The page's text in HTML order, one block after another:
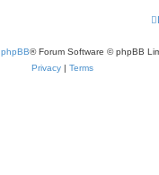
phpBB® Forum Software © phpBB
Privacy | Terms